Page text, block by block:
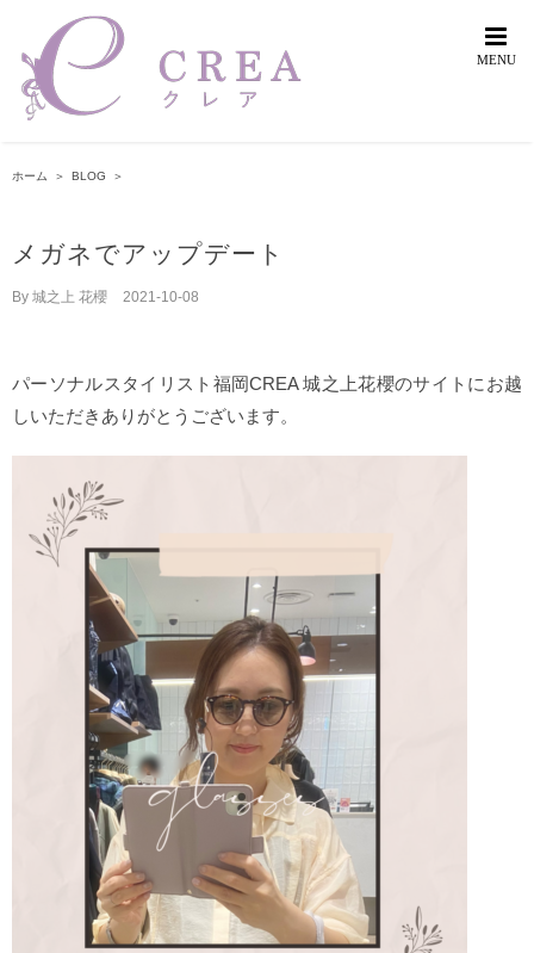
content
ホーム ＞ BLOG ＞
メガネでアップデート
By 城之上 花櫻 2021-10-08
パーソナルスタイリスト福岡CREA 城之上花櫻のサイトにお越
しいただきありがとうございます。